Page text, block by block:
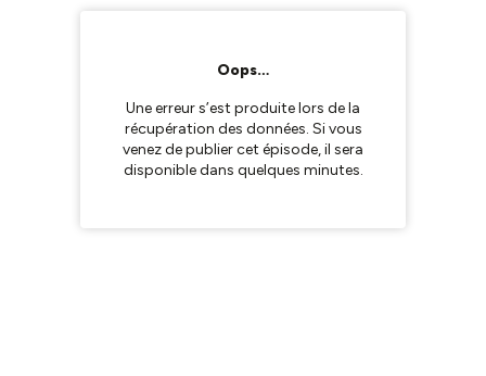
Oops…
Une erreur s’est produite lors de la
récupération des données. Si vous
venez de publier cet épisode, il sera
disponible dans quelques minutes.